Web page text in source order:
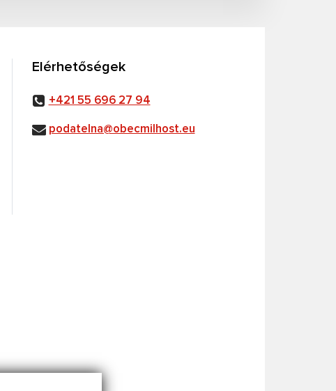
Elérhetőségek
+421 55 696 27 94
podatelna@obecmilhost.eu